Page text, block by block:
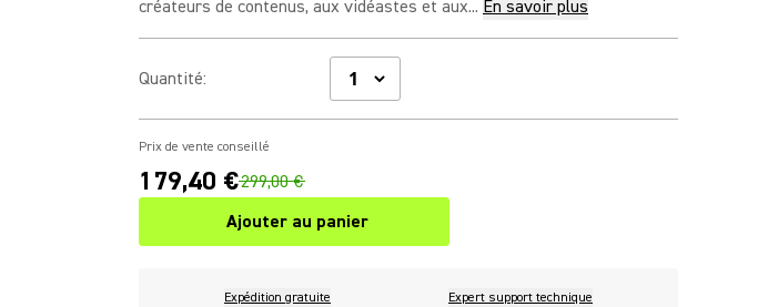
créateurs de contenus, aux vidéastes et aux... En savoir plus
Quantité:
Prix de vente conseillé
179,40 €299,00 €
Ajouter au panier
Expédition gratuite Expert support technique